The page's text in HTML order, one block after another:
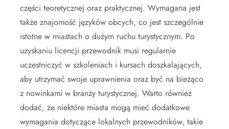
części teoretycznej oraz praktycznej. Wymagana jest
także znajomość języków obcych, co jest szczególnie
istotne w miastach o dużym ruchu turystycznym. Po
uzyskaniu licencji przewodnik musi regularnie
uczestniczyć w szkoleniach i kursach doszkalających,
aby utrzymać swoje uprawnienia oraz być na bieżąco
z nowinkami w branży turystycznej. Warto również
dodać, że niektóre miasta mogą mieć dodatkowe
wymagania dotyczące lokalnych przewodników, takie